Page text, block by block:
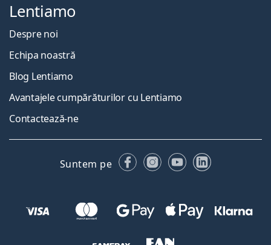
Lentiamo
Despre noi
Echipa noastră
Blog Lentiamo
Avantajele cumpărăturilor cu Lentiamo
Contactează-ne
Suntem pe FacebookInstagram
YouTubeLinkedIn